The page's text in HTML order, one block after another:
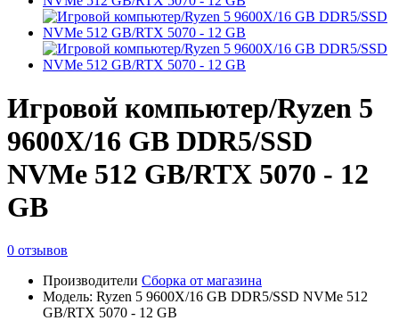
Игровой компьютер/Ryzen 5
9600X/16 GB DDR5/SSD
NVMe 512 GB/RTX 5070 - 12
GB
0 отзывов
Производители Сборка от магазина
Модель: Ryzen 5 9600X/16 GB DDR5/SSD NVMe 512
GB/RTX 5070 - 12 GB